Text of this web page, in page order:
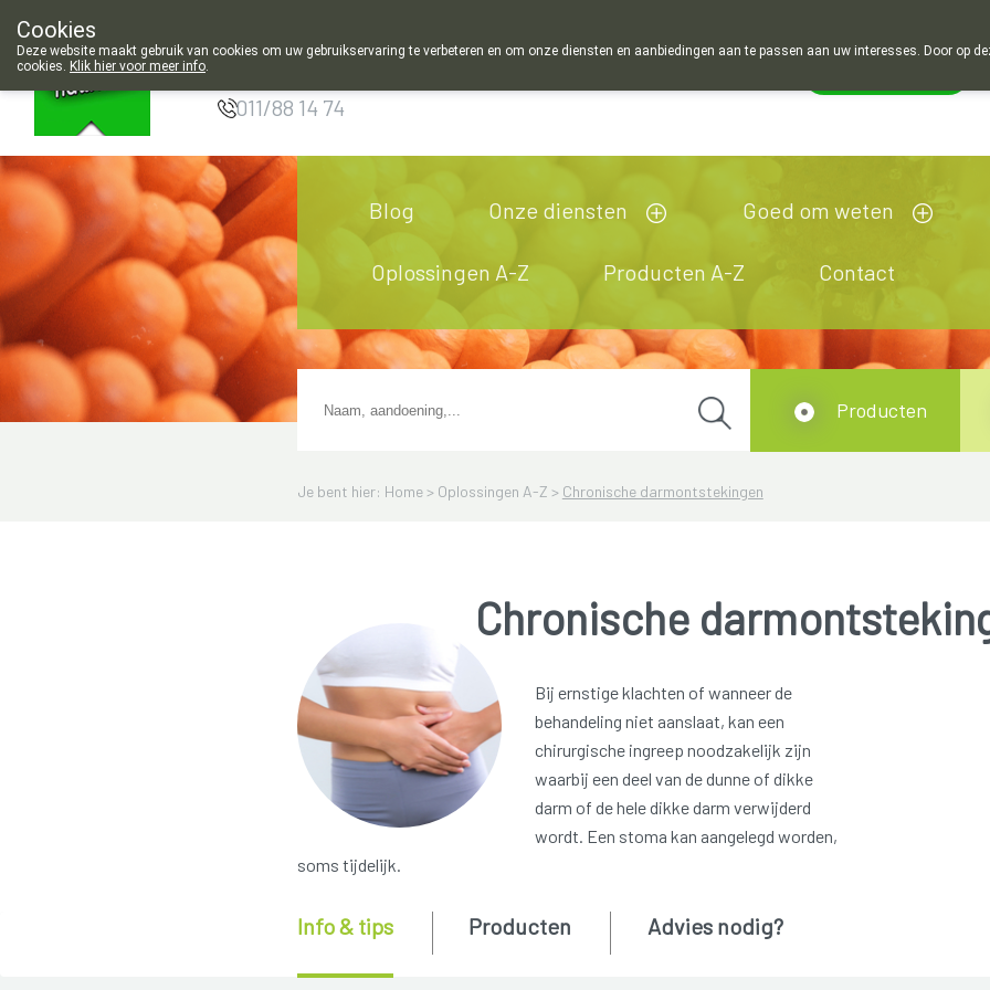
en 's morgens geopend vanaf 9u00!
Apotheek
Hendrickx Landen
011/88 14 74
Blog Onze diensten Goed om weten
Oplossingen A-Z Producten A-Z Contact
Je bent hier: Home > Oplossingen A-Z > Chronische darmontstekingen
Producten
Chronische
Bij ernstige klachten of wanneer de
behandeling niet aanslaat, kan een
chirurgische ingreep noodzakelijk zijn
waarbij een deel van de dunne of dikke
darm of de hele dikke darm verwijderd
wordt. Een stoma kan aangelegd worden,
soms tijdelijk.
Info & tips Producten Advies nodig?
Cookies
Deze website maakt gebruik van cookies om uw gebruikservaring te verbeteren en om onze diensten en aanbiedingen aan te passen aan uw interesses. Door op
cookies. Klik hier voor meer info.